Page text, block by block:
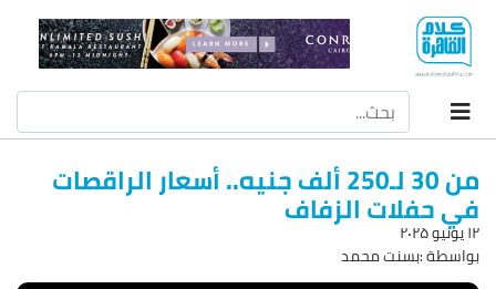
من 30 لـ250 ألف جنيه.. أسعار الراقصات
في حفلات الزفاف
۱۲ يونيو ۲۰۲۵
بواسطة :بسنت محمد